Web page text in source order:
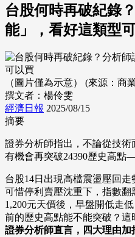
台股何時再破紀錄
能」，看好這類型
（圖片僅為示意） (來源：商
撰文者：楊伶雯
經濟日報 2025/08/15
摘要
證券分析師指出，不論從技
有機會再突破24390歷史高點
台股14日出現高檔震盪壓回走
可惜停利賣壓沈重下，指數翻
1,200元天價後，早盤開低走
前的歷史高點能不能突破？這
證券分析師直言，四大理由